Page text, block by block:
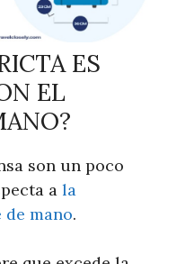
ES
EL
son un poco
a la
mano.